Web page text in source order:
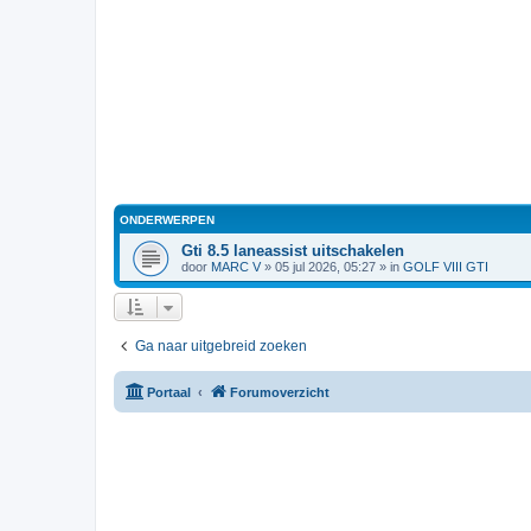
ONDERWERPEN
Gti 8.5 laneassist uitschakelen
door MARC V » 05 jul 2026, 05:27 » in GOLF VIII GTI
Ga naar uitgebreid zoeken
Portaal Forumoverzicht